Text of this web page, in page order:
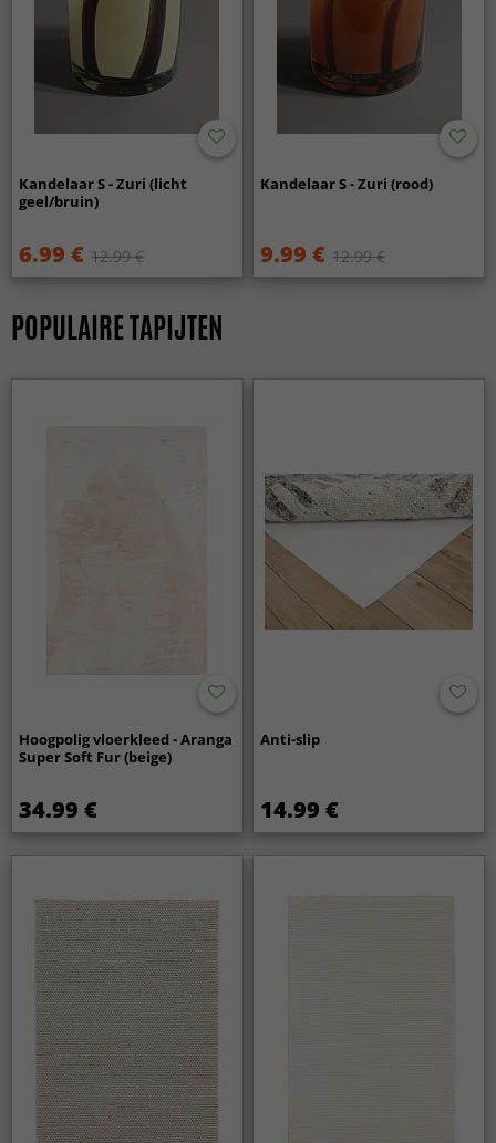
Kandelaar S - Zuri (licht
geel/bruin)
6.99 € 12.99 €
Kandelaar S - Zuri (rood)
9.99 € 12.99 €
POPULAIRE TAPIJTEN
Hoogpolig vloerkleed - Aranga
Super Soft Fur (beige)
34.99 €
Anti-slip
14.99 €